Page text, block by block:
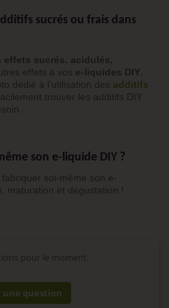
sucrés ou frais dans
effets sucrés, acidulés,
effets à vos e-liquides DIY
dédié à l’utilisation des additifs
trouver les additifs DIY
son e-liquide DIY ?
soi-même son e-
maturation et dégustation !
pour le moment.
une question